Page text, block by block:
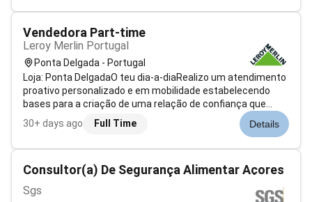
Vendedora Part-time
Leroy Merlin Portugal
Ponta Delgada - Portugal
Loja: Ponta DelgadaO teu dia-a-diaRealizo um atendimento
proativo personalizado e em mobilidade estabelecendo
bases para a criação de uma relação de confiança que
garante a fidelização do Cliente Habitante;Sou responsável
pela venda solução ao Cliente antecipando e detetando
30+ days ago Full Time Details
Consultor(a) De Segurança Alimentar Açores
Sgs